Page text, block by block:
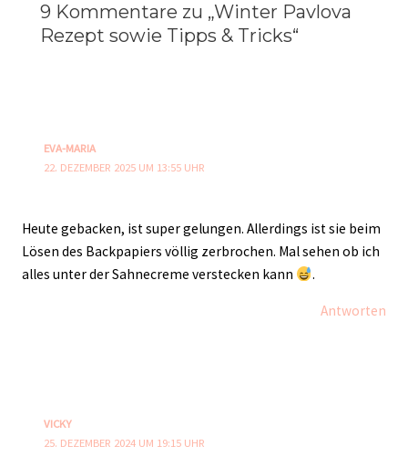
9 Kommentare zu „Winter Pavlova
Rezept sowie Tipps & Tricks“
EVA-MARIA
22. DEZEMBER 2025 UM 13:55 UHR
Heute gebacken, ist super gelungen. Allerdings ist sie beim
Lösen des Backpapiers völlig zerbrochen. Mal sehen ob ich
alles unter der Sahnecreme verstecken kann
.
Antworten
VICKY
25. DEZEMBER 2024 UM 19:15 UHR